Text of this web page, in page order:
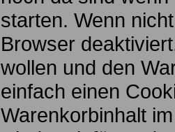
starten. Wenn
Browser
wollen und den
einfach einen
Warenkorbinhalt